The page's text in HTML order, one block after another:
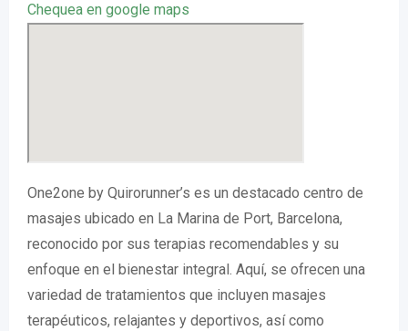
Chequea en google maps
One2one by Quirorunner’s es un destacado centro de
masajes ubicado en La Marina de Port, Barcelona,
reconocido por sus terapias recomendables y su
enfoque en el bienestar integral. Aquí, se ofrecen una
variedad de tratamientos que incluyen masajes
terapéuticos, relajantes y deportivos, así como